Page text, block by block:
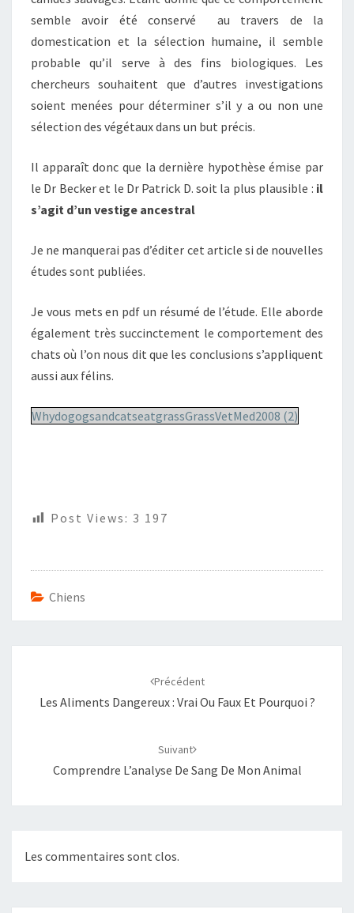
semble avoir été conservé au travers de la
domestication et la sélection humaine, il semble
probable qu’il serve à des fins biologiques. Les
chercheurs souhaitent que d’autres investigations
soient menées pour déterminer s’il y a ou non une
sélection des végétaux dans un but précis.
Il apparaît donc que la dernière hypothèse émise par
le Dr Becker et le Dr Patrick D. soit la plus plausible : il
s’agit d’un vestige ancestral
Je ne manquerai pas d’éditer cet article si de nouvelles
études sont publiées.
Je vous mets en pdf un résumé de l’étude. Elle aborde
également très succinctement le comportement des
chats où l’on nous dit que les conclusions s’appliquent
aussi aux félins.
WhydogogsandcatseatgrassGrassVetMed2008 (2)
Post Views: 3 197
Chiens
Précédent
Les Aliments Dangereux : Vrai Ou Faux Et Pourquoi ?
Suivant
Comprendre L’analyse De Sang De Mon Animal
Les commentaires sont clos.